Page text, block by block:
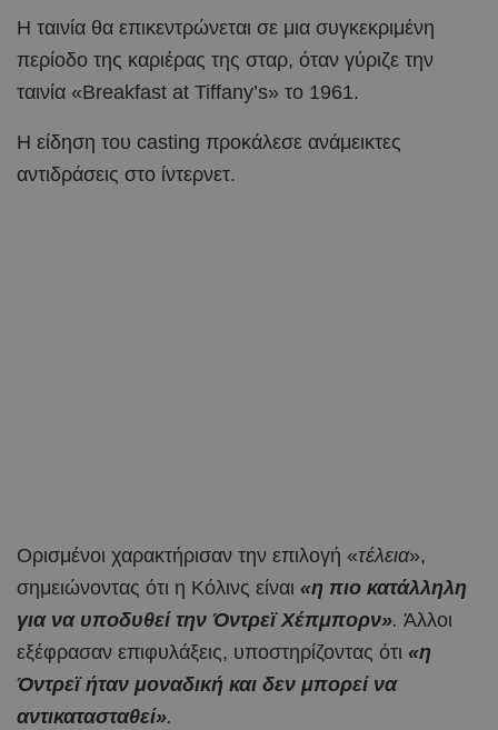
Η ταινία θα επικεντρώνεται σε μια συγκεκριμένη
περίοδο της καριέρας της σταρ, όταν γύριζε την
ταινία «Breakfast at Tiffany’s» το 1961.
Η είδηση του casting προκάλεσε ανάμεικτες
αντιδράσεις στο ίντερνετ.
Ορισμένοι χαρακτήρισαν την επιλογή «τέλεια»,
σημειώνοντας ότι η Κόλινς είναι «η πιο κατάλληλη
για να υποδυθεί την Όντρεϊ Χέπμπορν». Άλλοι
εξέφρασαν επιφυλάξεις, υποστηρίζοντας ότι «η
Όντρεϊ ήταν μοναδική και δεν μπορεί να
αντικατασταθεί».